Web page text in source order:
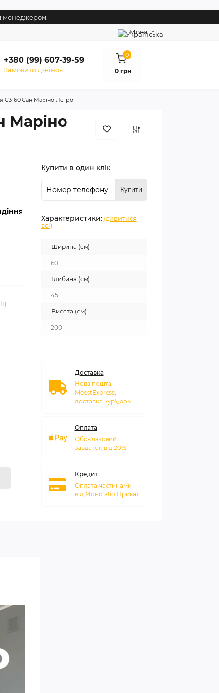
менеджером.
Мова
+380 (99) 607-39-59
Замовити дзвінок
0
0 грн
C3-60 Сан Маріно Летро
Маріно
Купити в один клік
Купити
Характеристики: (дивитися
всі)
Ширина (см)
60
Глибина (см)
45
Висота (см)
200
Доставка
Нова пошта,
MeestExpress,
доставка кур'єром
Оплата
Обов'язковий
завдаток від 20%
Кредит
Оплата частинами
від Моно або Приват